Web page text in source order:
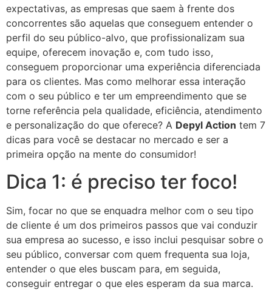
expectativas, as empresas que saem à frente dos
concorrentes são aquelas que conseguem entender o
perfil do seu público-alvo, que profissionalizam sua
equipe, oferecem inovação e, com tudo isso,
conseguem proporcionar uma experiência diferenciada
para os clientes. Mas como melhorar essa interação
com o seu público e ter um empreendimento que se
torne referência pela qualidade, eficiência, atendimento
e personalização do que oferece? A Depyl Action tem 7
dicas para você se destacar no mercado e ser a
primeira opção na mente do consumidor!
Dica 1: é preciso ter foco!
Sim, focar no que se enquadra melhor com o seu tipo
de cliente é um dos primeiros passos que vai conduzir
sua empresa ao sucesso, e isso inclui pesquisar sobre o
seu público, conversar com quem frequenta sua loja,
entender o que eles buscam para, em seguida,
conseguir entregar o que eles esperam da sua marca.